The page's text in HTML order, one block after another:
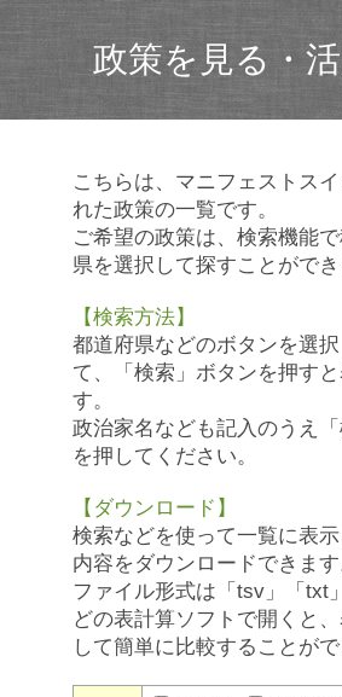
政策を見る・
こちらは、マニフェストス
れた政策の一覧です。
ご希望の政策は、検索機能
県を選択して探すことができ
【検索方法】
都道府県などのボタンを選
て、「検索」ボタンを押す
す。
政治家名なども記入のうえ
を押してください。
【ダウンロード】
検索などを使って一覧に表
内容をダウンロードできます
ファイル形式は「tsv」「txt
どの表計算ソフトで開くと
して簡単に比較することがで